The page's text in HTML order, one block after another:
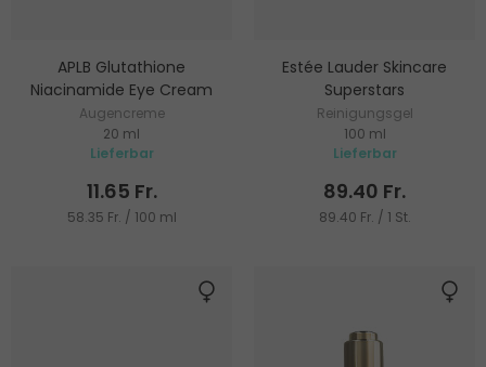
APLB Glutathione
Niacinamide Eye Cream
Augencreme
20 ml
Lieferbar
11.65 Fr.
58.35 Fr. / 100 ml
Estée Lauder Skincare
Superstars
Reinigungsgel
100 ml
Lieferbar
89.40 Fr.
89.40 Fr. / 1 St.